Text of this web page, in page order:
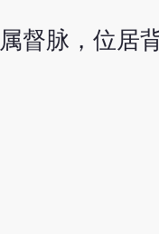
督脉，位居